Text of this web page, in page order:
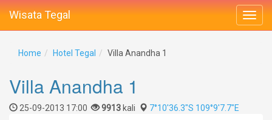
Wisata Tegal
Home Hotel Tegal Villa Anandha 1
Villa Anandha 1
25-09-2013 17:00 9913 kali
7°10'36.3"S 109°9'7.7"E